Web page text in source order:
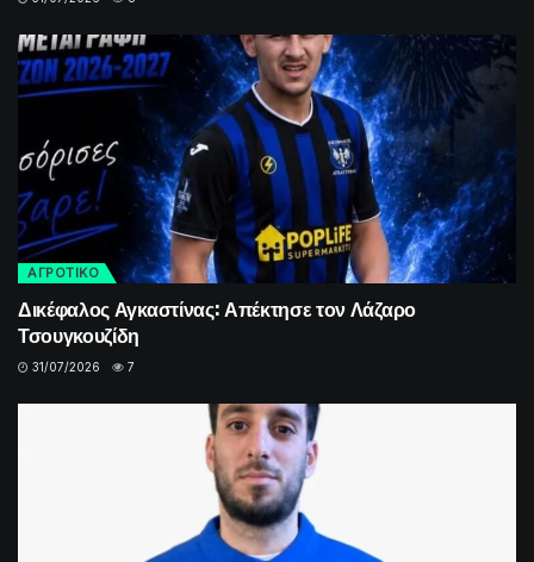
ΑΓΡΟΤΙΚΟ
Δικέφαλος Αγκαστίνας: Απέκτησε τον Λάζαρο
Τσουγκουζίδη
31/07/2026 7